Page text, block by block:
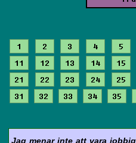
1 2 3 4 5
11
12 13 14 15
21
22 23 24 25
31
32 33 34 35
Jag menar inte att vara